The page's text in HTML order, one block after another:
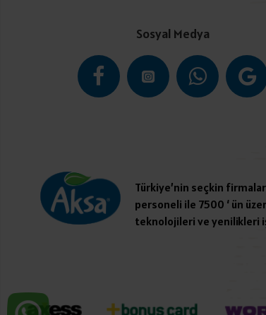
Sosyal Medya
Türkiye’nin seçkin
personeli ile 7500 ‘ ün
teknolojileri ve yenilikleri